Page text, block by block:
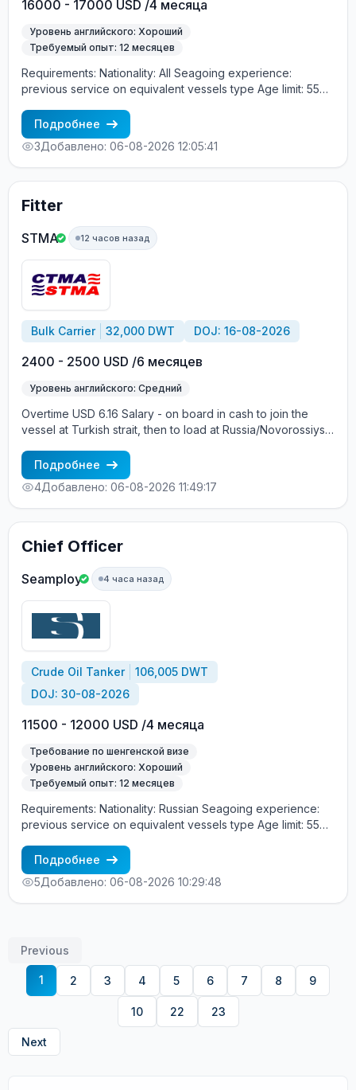
16000 - 17000 USD /4 месяца
Уровень английского: Хороший
Требуемый опыт: 12 месяцев
Requirements: Nationality: All Seagoing experience:
previous service on equivalent vessels type Age limit: 55
Подробнее
3Добавлено: 06-08-2026 12:05:41
Fitter
STMA 12 часов назад
Bulk Carrier 32,000 DWT DOJ: 16-08-2026
2400 - 2500 USD /6 месяцев
Уровень английского: Средний
Overtime USD 6.16 Salary - on board in cash to join the
vessel at Turkish strait, then to load at Russia/Novorossiysk,
return again - the wages are paid constantly during the
contract + HRA bonus. Greek Owner, CBA covered vessels,
P&I club.
Подробнее
4Добавлено: 06-08-2026 11:49:17
Chief Officer
Seamploy 4 часа назад
Crude Oil Tanker
106,005 DWT
DOJ: 30-08-2026
11500 - 12000 USD /4 месяца
Требование по шенгенской визе
Уровень английского: Хороший
Требуемый опыт: 12 месяцев
Requirements: Nationality: Russian Seagoing experience:
previous service on equivalent vessels type Age limit: 55
Подробнее
5Добавлено: 06-08-2026 10:29:48
Previous
1 2 3 4 5 6 7 8 9
10 22 23
Next